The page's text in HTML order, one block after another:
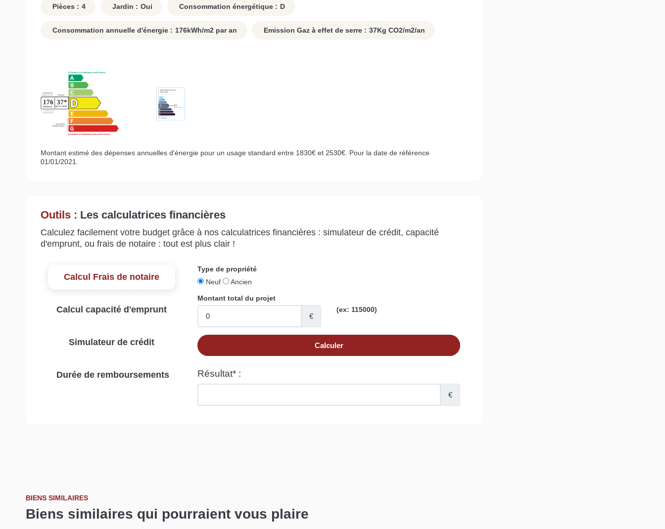
Pièces : 4 Jardin : Oui Consommation énergétique : D
Consommation annuelle d'énergie : 176kWh/m2 par an Emission Gaz à effet de serre : 37Kg CO2/m2/an
Montant estimé des dépenses annuelles d'énergie pour un usage standard entre 1830€ et 2530€. Pour la date de référence
01/01/2021.
Outils : Les calculatrices financières
Calculez facilement votre budget grâce à nos calculatrices financières : simulateur de crédit, capacité
d'emprunt, ou frais de notaire : tout est plus clair !
Calcul Frais de notaire
Calcul capacité d'emprunt
Simulateur de crédit
Durée de remboursements
BIENS SIMILAIRES
Biens similaires qui pourraient vous plaire